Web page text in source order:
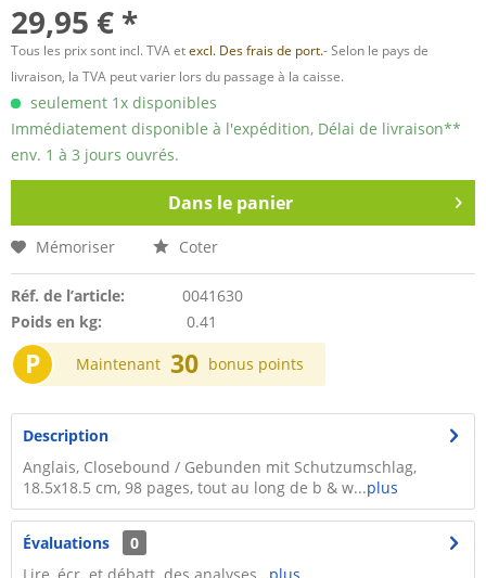
29,95 € *
Tous les prix sont incl. TVA etexcl. Des frais de port.- Selon le pays de
livraison, la TVA peut varier lors du passage à la caisse.
seulement 1x disponibles
Immédiatement disponible à l'expédition, Délai de livraison**
env. 1 à 3 jours ouvrés.
Dans le panier
Mémoriser Coter
Réf. de l’article:
0041630
Poids en kg:
0.41
P Maintenant 30 bonus points
Description
Anglais, Closebound / Gebunden mit Schutzumschlag,
18.5x18.5 cm, 98 pages, tout au long de b & w...plus
Évaluations
0